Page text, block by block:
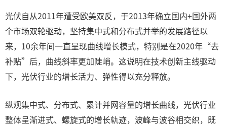
光伏自从2011年遭受欧美双反，于2013年确立国内+国外两
个市场双轮驱动，坚持集中式和分布式并举的发展路径以
来，10余年间一直呈现曲线增长模式，特别是在2020年“去
补贴”后，曲线斜率更加陡峭。这说明在技术创新主线驱动
下，光伏行业的增长活力、弹性得以充分释放。
纵观集中式、分布式、累计并网容量的增长曲线，光伏行业
整体呈渐进式、螺旋式的增长轨迹，波峰与波谷相交织，既